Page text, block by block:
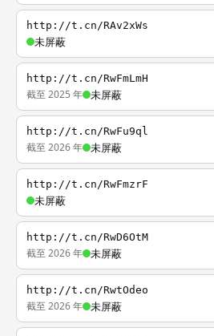
http://t.cn/RAv2xWs
未屏蔽
http://t.cn/RwFmLmH
截至 2025 年 未屏蔽
http://t.cn/RwFu9ql
截至 2026 年 未屏蔽
http://t.cn/RwFmzrF
未屏蔽
http://t.cn/RwD6OtM
截至 2026 年 未屏蔽
http://t.cn/RwtOdeo
截至 2026 年 未屏蔽